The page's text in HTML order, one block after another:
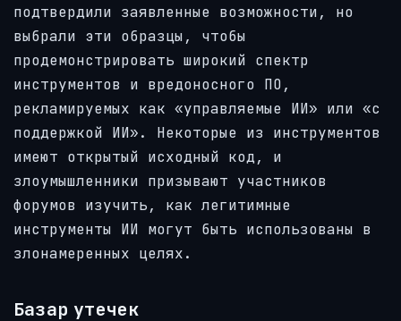
подтвердили заявленные возможности, но
выбрали эти образцы, чтобы
продемонстрировать широкий спектр
инструментов и вредоносного ПО,
рекламируемых как «управляемые ИИ» или «с
поддержкой ИИ». Некоторые из инструментов
имеют открытый исходный код, и
злоумышленники призывают участников
форумов изучить, как легитимные
инструменты ИИ могут быть использованы в
злонамеренных целях.
Базар утечек